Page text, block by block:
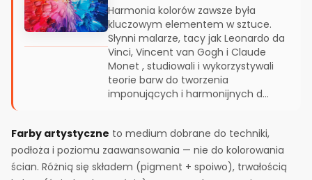
Harmonia kolorów zawsze była
kluczowym elementem w sztuce.
Słynni malarze, tacy jak Leonardo da
Vinci, Vincent van Gogh i Claude
Monet , studiowali i wykorzystywali
teorie barw do tworzenia
imponujących i harmonijnych d…
Farby artystyczne to medium dobrane do techniki,
podłoża i poziomu zaawansowania — nie do kolorowania
ścian. Różnią się składem (pigment + spoiwo), trwałością